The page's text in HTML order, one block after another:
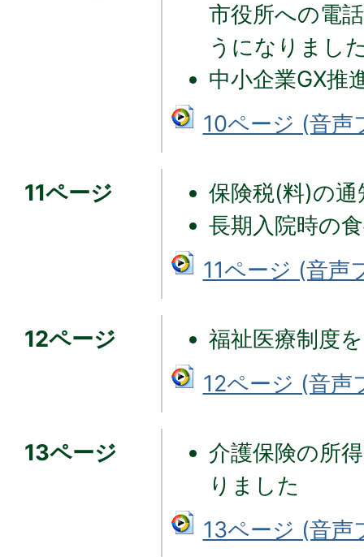
市役所への電
うになりまし
中小企業GX推
10ページ (音声
11ページ
保険税(料)の
長期入院時の
11ページ (音声
12ページ
福祉医療制度
12ページ (音声
13ページ
介護保険の所
りました
13ページ (音声